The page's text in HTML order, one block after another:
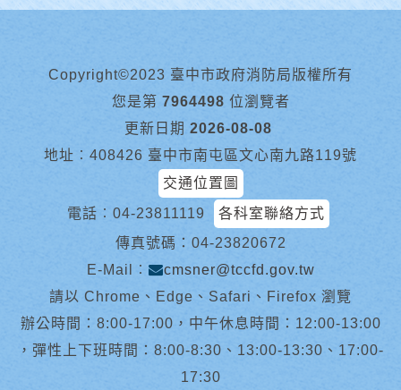
Copyright©2023 臺中市政府消防局版權所有
您是第 7964498 位瀏覽者
更新日期 2026-08-08
地址︰408426 臺中市南屯區文心南九路119號
交通位置圖
電話︰ 04-23811119
各科室聯絡方式
傳真號碼：04-23820672
E-Mail︰
cmsner@tccfd.gov.tw
請以 Chrome、Edge、Safari、Firefox 瀏覽
辦公時間：8:00-17:00，中午休息時間：12:00-13:00
，彈性上下班時間：8:00-8:30、13:00-13:30、17:00-
17:30